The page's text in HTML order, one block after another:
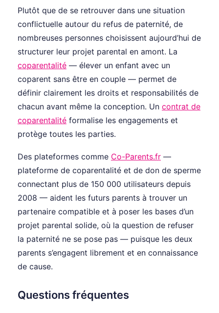
Plutôt que de se retrouver dans une situation
conflictuelle autour du refus de paternité, de
nombreuses personnes choisissent aujourd’hui de
structurer leur projet parental en amont. La
coparentalité — élever un enfant avec un
coparent sans être en couple — permet de
définir clairement les droits et responsabilités de
chacun avant même la conception. Un contrat de
coparentalité formalise les engagements et
protège toutes les parties.
Des plateformes comme Co-Parents.fr —
plateforme de coparentalité et de don de sperme
connectant plus de 150 000 utilisateurs depuis
2008 — aident les futurs parents à trouver un
partenaire compatible et à poser les bases d’un
projet parental solide, où la question de refuser
la paternité ne se pose pas — puisque les deux
parents s’engagent librement et en connaissance
de cause.
Questions fréquentes